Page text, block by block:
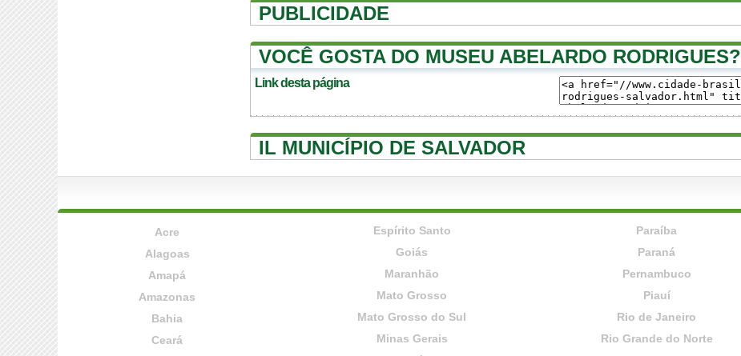
PUBLICIDADE
VOCÊ GOSTA DO MUSEU ABELARDO RODRIGUES?
Link desta página
IL MUNICÍPIO DE SALVADOR
Acre
Alagoas
Amapá
Amazonas
Bahia
Ceará
Espírito Santo
Goiás
Maranhão
Mato Grosso
Mato Grosso do Sul
Minas Gerais
Paraíba
Paraná
Pernambuco
Piauí
Rio de Janeiro
Rio Grande do Norte